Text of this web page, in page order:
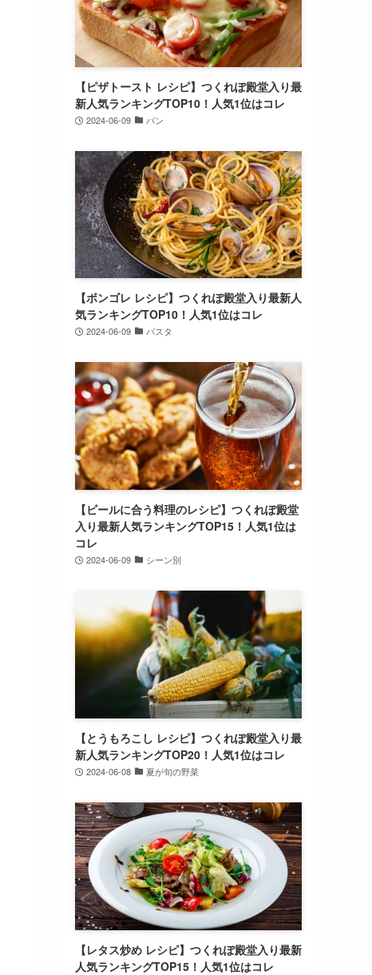
【ピザトースト レシピ】つくれぽ殿堂入り最
新人気ランキングTOP10！人気1位はコレ
2024-06-09 パン
【ボンゴレ レシピ】つくれぽ殿堂入り最新人
気ランキングTOP10！人気1位はコレ
2024-06-09 パスタ
【ビールに合う料理のレシピ】つくれぽ殿堂
入り最新人気ランキングTOP15！人気1位は
コレ
2024-06-09 シーン別
【とうもろこし レシピ】つくれぽ殿堂入り最
新人気ランキングTOP20！人気1位はコレ
2024-06-08 夏が旬の野菜
【レタス炒め レシピ】つくれぽ殿堂入り最新
人気ランキングTOP15！人気1位はコレ